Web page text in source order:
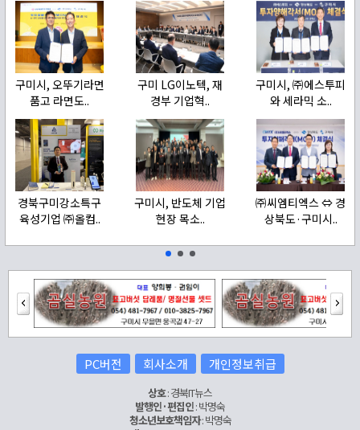
구미시, 오뚜기라면
품고 라면도..
구미 LG이노텍, 재
경부 기업혁..
구미시, ㈜에스투피
와 세라믹 소..
경북구미강소특구
육성기업 ㈜올컴..
구미시, 반도체 기업
현장 목소..
㈜씨엠티엑스 ⇔ 경
상북도·구미시..
PC버전 회사소개 개인정보취급
상호: 경북IT뉴스
발행인·편집인: 박명숙
청소년보호책임자: 박명숙